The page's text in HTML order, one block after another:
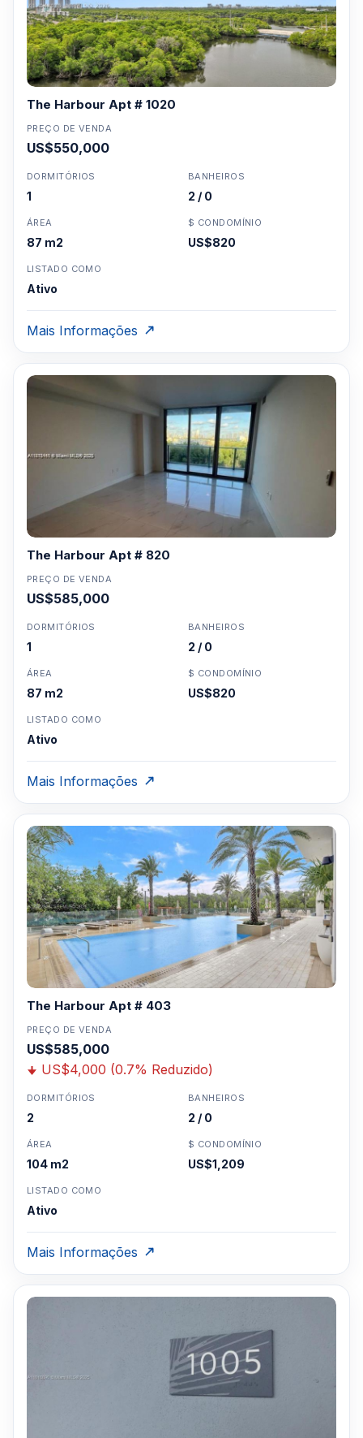
The Harbour Apt # 1020
PREÇO DE VENDA
US$550,000
DORMITÓRIOS
1
BANHEIROS
2 / 0
ÁREA
87 m2
$ CONDOMÍNIO
US$820
LISTADO COMO
Ativo
Mais Informações
The Harbour Apt # 820
PREÇO DE VENDA
US$585,000
DORMITÓRIOS
1
BANHEIROS
2 / 0
ÁREA
87 m2
$ CONDOMÍNIO
US$820
LISTADO COMO
Ativo
Mais Informações
The Harbour Apt # 403
PREÇO DE VENDA
US$585,000
US$4,000 (0.7% Reduzido)
DORMITÓRIOS
2
BANHEIROS
2 / 0
ÁREA
104 m2
$ CONDOMÍNIO
US$1,209
LISTADO COMO
Ativo
Mais Informações